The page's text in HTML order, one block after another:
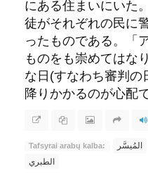
にある住まいにいた
徒がそれぞれの民に
ったものである。「
ものをも崇めてはな
な日(すなわち審判の
降りかかるのが心配
Tafsyrai arabų kalba: المُيسَّر
الطبري